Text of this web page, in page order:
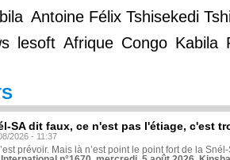
Antoine Félix Tshisekedi
lesoft Afrique Congo Kabila
SA dit faux, ce n'est pas l'étiage, c'est
2026 - 11:37
prévoir. Mais là n’est point le point fort de la